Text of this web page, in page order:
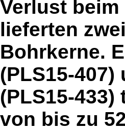
Verlust
lieferten
Bohrkerne.
(PLS15-
(PLS15-
von bis zu